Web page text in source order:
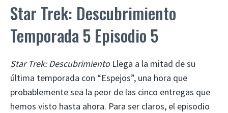
Star Trek: Descubrimiento
Temporada 5 Episodio 5
Star Trek: DescubrimientoLlega a la mitad de su
última temporada con “Espejos”, una hora que
probablemente sea la peor de las cinco entregas que
hemos visto hasta ahora. Para ser claros, el episodio